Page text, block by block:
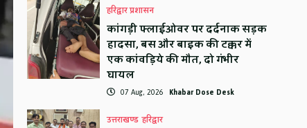
हरिद्वार प्रशासन
कांगड़ी फ्लाईओवर पर दर्दनाक सड़क
हादसा, बस और बाइक की टक्कर में
एक कांवड़िये की मौत, दो गंभीर
घायल
07 Aug, 2026 Khabar Dose Desk
उत्तराखण्ड हरिद्वार